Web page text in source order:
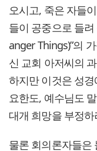
오시고, 죽은 자들
들이 공중으로 들
anger Things)”의
신 교회 아저씨의
하지만 이것은 성
요한도, 예수님도
대개 희망을 부정
물론 회의론자들은